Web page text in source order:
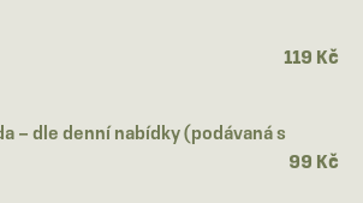
119 Kč
– dle denní nabídky (podávaná s
99 Kč